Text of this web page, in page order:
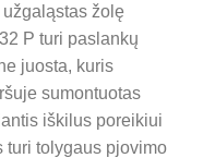
žolę
P turi paslankų
juosta, kuris
sumontuotas
iškilus poreikiui
turi tolygaus pjovimo